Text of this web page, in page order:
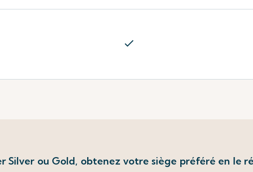
check
ou Gold, obtenez votre siège préféré en le